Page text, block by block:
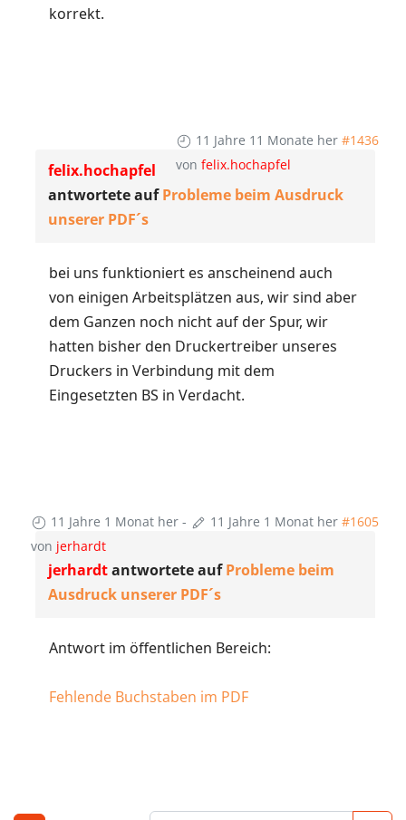
korrekt.
11 Jahre 11 Monate her #1436
von felix.hochapfel
felix.hochapfel
antwortete aufProbleme beim Ausdruck
unserer PDF´s
bei uns funktioniert es anscheinend auch
von einigen Arbeitsplätzen aus, wir sind aber
dem Ganzen noch nicht auf der Spur, wir
hatten bisher den Druckertreiber unseres
Druckers in Verbindung mit dem
Eingesetzten BS in Verdacht.
11 Jahre 1 Monat her - 11 Jahre 1 Monat her #1605
von jerhardt
jerhardtantwortete aufProbleme beim
Ausdruck unserer PDF´s
Antwort im öffentlichen Bereich:
Fehlende Buchstaben im PDF